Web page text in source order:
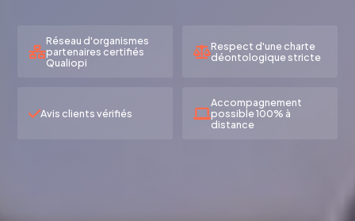
Réseau d'organismes
partenaires certifiés
Qualiopi
Respect d'une charte
déontologique stricte
Avis clients vérifiés
Accompagnement
possible 100% à
distance